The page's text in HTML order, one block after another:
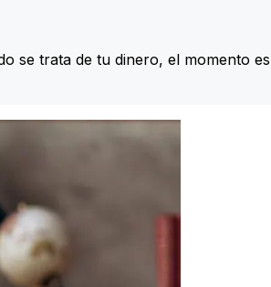
se trata de tu dinero, el momento